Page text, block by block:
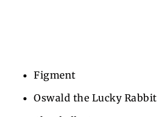
Figment
Oswald the Lucky Rabbit